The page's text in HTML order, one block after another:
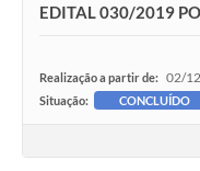
EDITAL 030/2019
Realização a partir de: 02/
Situação: CONCLUÍDO